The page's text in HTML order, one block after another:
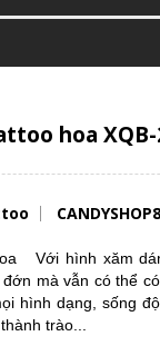
hoa XQB-
Với hình xăm
mà vẫn có thể
hình dạng, sống
trào...